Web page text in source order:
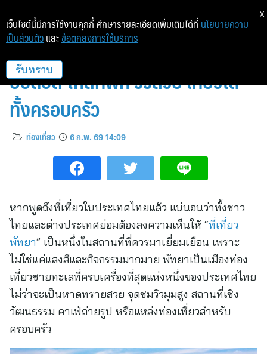
ที่เที่ยวพัทยา รวมสถานที่ท่องเที่ยว
ยอดฮิต ใกล้ที่พัก วิวสวย เที่ยวได้
ทั้งครอบครัว
ท่องเที่ยว 6 ก.พ. 69 14:09
หากพูดถึงที่เที่ยวในประเทศไทยแล้ว แน่นอนว่าทั้งชาว
ไทยและต่างประเทศย่อมต้องลงความเห็นให้ “ที่เที่ยว
พัทยา” เป็นหนึ่งในสถานที่ที่ควรมาเยี่ยมเยือน เพราะ
ไม่ใช่แค่แสงสีและกิจกรรมมากมาย พัทยาเป็นเมืองท่อง
เที่ยวชายทะเลที่ครบเครื่องที่สุดแห่งหนึ่งของประเทศไทย
ไม่ว่าจะเป็นหาดทรายสวย จุดชมวิวมุมสูง สถานที่เชิง
วัฒนธรรม คาเฟ่ถ่ายรูป หรือแหล่งท่องเที่ยวสำหรับ
ครอบครัว
เว็บไซต์นี้มีการใช้งานคุกกี้ ศึกษารายละเอียดเพิ่มเติมได้ที่ นโยบายความ
เป็นส่วนตัว และ ข้อตกลงการใช้บริการ
รับทราบ
X